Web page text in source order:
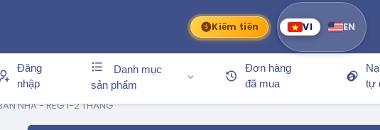
Kiếm tiền VI EN
Đăng
nhập
Danh mục
sản phẩm
Đơn hàng
đã mua
tự
NHA - REG 1-2 THÁNG